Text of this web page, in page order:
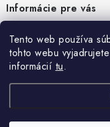
Tento web používa
tohto webu
informácií tu.
p
ä
Informácie pre vás
Obchodné podmienky
Ochrana osobných
Kategórie
Sprchové dvere
Sprchové kúty a vaničky
Vane
Blog
Kedy rekonštruovať
dobrý investičný krok?